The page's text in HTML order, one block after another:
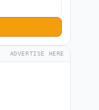
ADVERTISE HERE